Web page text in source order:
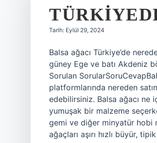
Tarih: Eylül 29, 2024
Balsa ağacı Türkiye’de
güney Ege ve batı Akdeniz
Sorulan
platformlarında nereden
edebilirsiniz. Balsa ağacı ne
yumuşak bir malzeme
gemi ve diğer minyatür hobi
ağaçları aşırı hızlı büyür,